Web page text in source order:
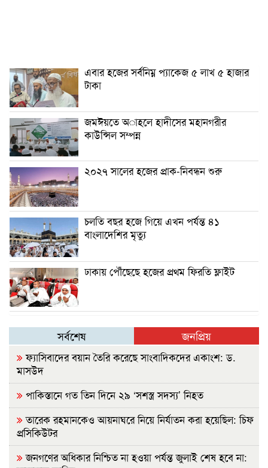
এবার হজের সর্বনিম্ন প্যাকেজ ৫ লাখ ৫ হাজার
টাকা
জমঈয়তে অাহলে হাদীসের মহানগরীর
কাউন্সিল সম্পন্ন
২০২৭ সালের হজের প্রাক-নিবন্ধন শুরু
চলতি বছর হজে গিয়ে এখন পর্যন্ত ৪১
বাংলাদেশির মৃত্যু
ঢাকায় পৌঁছেছে হজের প্রথম ফিরতি ফ্লাইট
সর্বশেষ জনপ্রিয়
ফ্যাসিবাদের বয়ান তৈরি করেছে সাংবাদিকদের একাংশ: ড.
মাসউদ
পাকিস্তানে গত তিন দিনে ২৯ ‘সশস্ত্র সদস্য’ নিহত
তারেক রহমানকেও আয়নাঘরে নিয়ে নির্যাতন করা হয়েছিল: চিফ
প্রসিকিউটর
জনগণের অধিকার নিশ্চিত না হওয়া পর্যন্ত জুলাই শেষ হবে না: